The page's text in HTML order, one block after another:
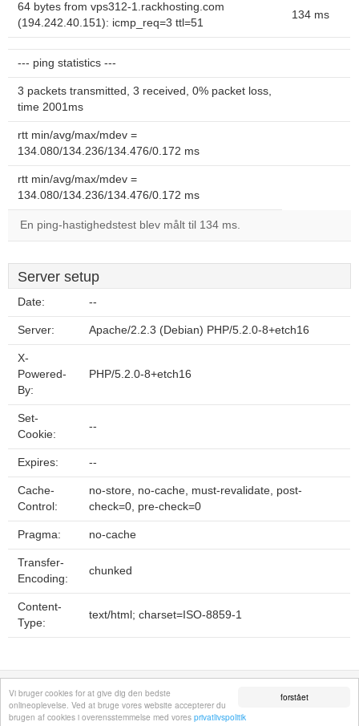
forstået
Vi bruger cookies for at give dig den bedste
onlineoplevelse. Ved at bruge vores website accepterer du
brugen af cookies i overensstemmelse med vores privatlivspolitik
64 bytes from vps312-1.rackhosting.com
(194.242.40.151): icmp_req=3 ttl=51
134 ms
--- ping statistics ---
3 packets transmitted, 3 received, 0% packet loss,
time 2001ms
rtt min/avg/max/mdev =
134.080/134.236/134.476/0.172 ms
rtt min/avg/max/mdev =
134.080/134.236/134.476/0.172 ms
En ping-hastighedstest blev målt til 134 ms.
Server setup
Date: --
Server: Apache/2.2.3 (Debian) PHP/5.2.0-8+etch16
X-
Powered-
By:
PHP/5.2.0-8+etch16
Set-
Cookie:
--
Expires: --
Cache-
Control:
no-store, no-cache, must-revalidate, post-
check=0, pre-check=0
Pragma: no-cache
Transfer-
Encoding:
chunked
Content-
Type:
text/html; charset=ISO-8859-1